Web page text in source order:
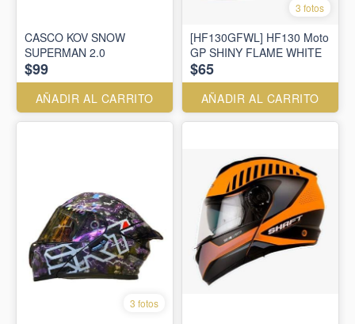
CASCO KOV SNOW
SUPERMAN 2.0
$99
AÑADIR AL CARRITO
3 fotos
[HF130GFWL] HF130 Moto
GP SHINY FLAME WHITE
$65
AÑADIR AL CARRITO
3 fotos